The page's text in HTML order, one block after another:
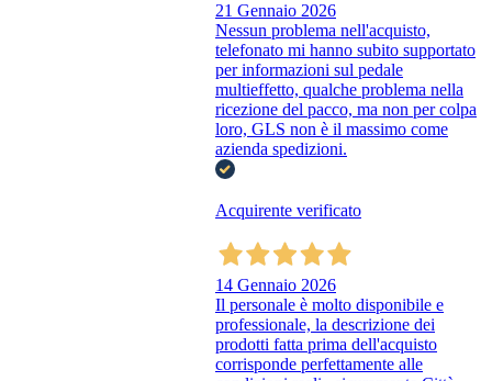
21 Gennaio 2026
Nessun problema nell'acquisto,
telefonato mi hanno subito supportato
per informazioni sul pedale
multieffetto, qualche problema nella
ricezione del pacco, ma non per colpa
loro, GLS non è il massimo come
azienda spedizioni.
Acquirente verificato
14 Gennaio 2026
Il personale è molto disponibile e
professionale, la descrizione dei
prodotti fatta prima dell'acquisto
corrisponde perfettamente alle